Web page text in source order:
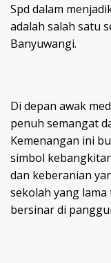
Spd dalam
adalah salah satu
Banyuwangi.
Di depan awak
penuh semangat
Kemenangan ini
simbol
dan keberanian
sekolah yang
bersinar di